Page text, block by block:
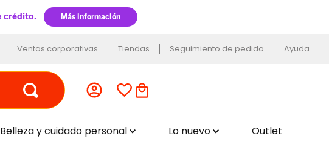
Ventas corporativas Tiendas Seguimiento de pedido Ayuda
Belleza y cuidado personal Lo nuevo Outlet